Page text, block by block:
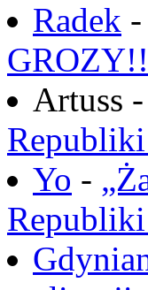
Radek -
Artuss -
Yo -